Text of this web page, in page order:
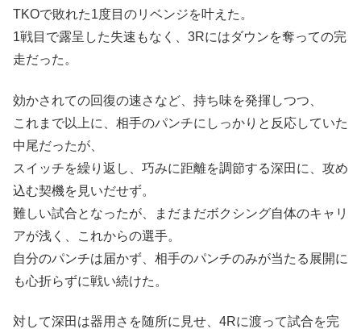
TKOで敗れた1度目のリベンジを叶えた。
1戦目で露呈した失速もなく、3Rにはダウンを奪っての完
走だった。
効かされての回復の速さなど、持ち味を発揮しつつ、
これまで以上に、相手のパンチにしっかりと反応していた
中尾だったが、
スイッチを繰り返し、巧みに距離を調節する深田に、攻め
込む契機を見いだせず。
難しい試合となったが、まだまだボクシング自体のキャリ
アが浅く、これからの選手。
自分のパンチは届かず、相手のパンチのみが当たる展開に
も心折らずに戦い続けた。
対して深田は器用さを随所に見せ、4Rに渡って試合を完